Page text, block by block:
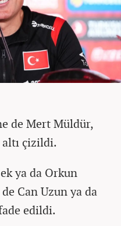
de Mert Müldür,
çizildi.
ya da Orkun
Can Uzun ya da
edildi.